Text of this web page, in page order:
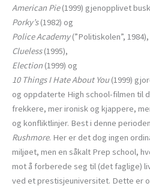
American Pie(1999) gjenopplivet
Porky’s(1982) og
Police Academy(”Politiskolen”,
Clueless(1995),
Election (1999) og
10 Things I Hate About You(1999)
og oppdaterte High school-filmen til
frekkere, mer ironisk og kjappere,
og konfliktlinjer. Best i denne
Rushmore. Her er det dog ingen
miljøet, men en såkalt Prep school,
mot å forberede seg til (det faglige)
ved et prestisjeuniversitet. Dette er